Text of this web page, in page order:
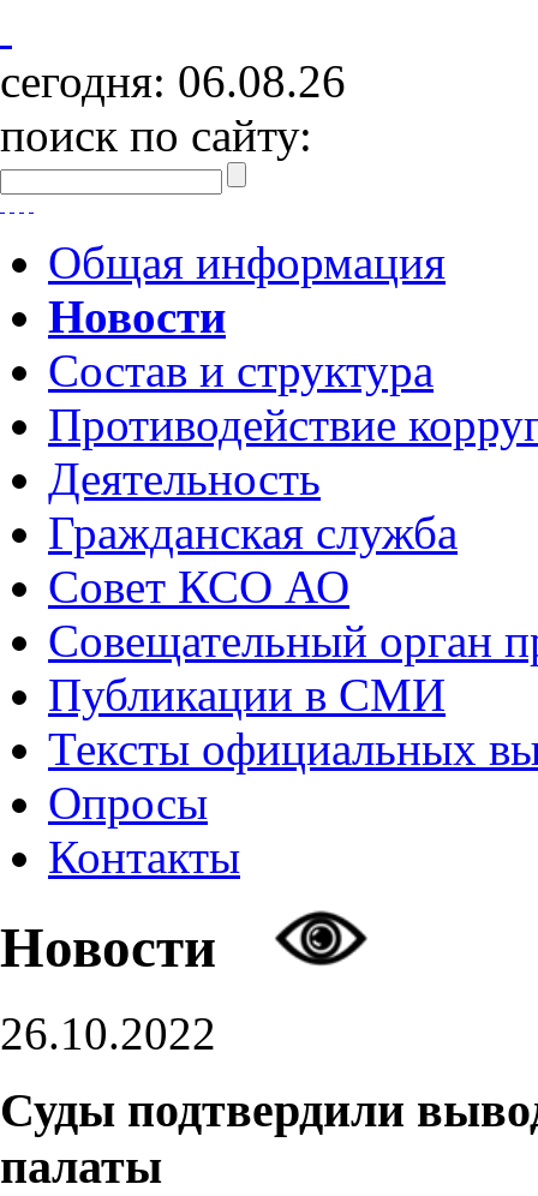
сегодня: 06.08.26
поиск по сайту:
Общая информация
Новости
Состав и структура
Противодействие
Деятельность
Гражданская служба
Совет КСО АО
Совещательный орган
Публикации в СМИ
Тексты официальных
Опросы
Контакты
Новости
26.10.2022
Суды подтвердили
палаты